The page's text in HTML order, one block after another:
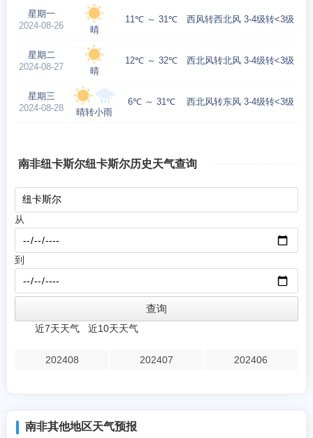
星期一
2024-08-26
晴
11℃ ～ 31℃ 西风转西北风 3-4级转<3级
星期二
2024-08-27
晴
12℃ ～ 32℃ 西北风转北风 3-4级转<3级
星期三
2024-08-28
晴转小雨
6℃ ～ 31℃ 西北风转东风 3-4级转<3级
南非纽卡斯尔纽卡斯尔历史天气查询
从
到
近7天天气 近10天天气
202408 202407 202406
南非其他地区天气预报